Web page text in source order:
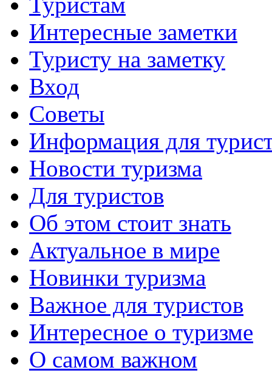
Интересные заметки
Туристу на заметку
Вход
Советы
Информация для
Новости туризма
Для туристов
Об этом стоит знать
Актуальное в мире
Новинки туризма
Важное для туристов
Интересное о туризме
О самом важном